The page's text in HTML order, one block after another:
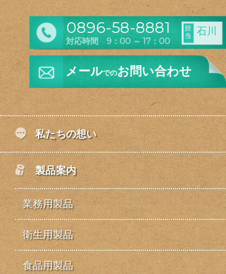
0896-58-8881
対応時間 9：00 ～ 17：00
担
当
石川
メールでのお問い合わせ
私たちの想い
製品案内
業務用製品
衛生用製品
食品用製品